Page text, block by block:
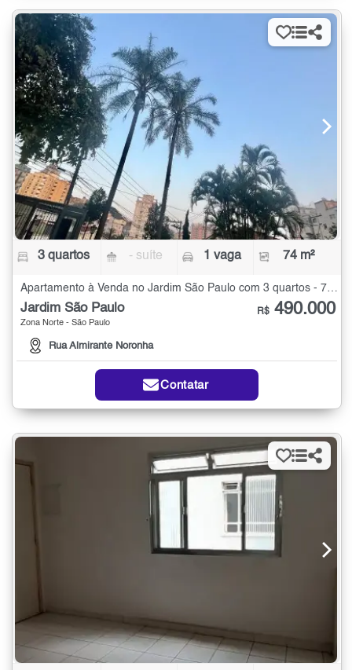
3 quartos - suíte 1 vaga 74 m²
Apartamento à Venda no Jardim São Paulo com 3 quartos - 74 m²
Jardim São Paulo
Zona Norte - São Paulo
Rua Almirante Noronha
R$ 490.000
Contatar